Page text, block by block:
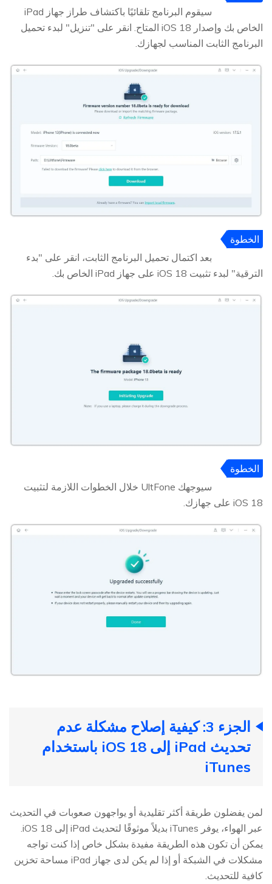
سيقوم البرنامج تلقائيًا باكتشاف طراز جهاز iPad
الخاص بك وإصدار iOS 18 المتاح. انقر على "تنزيل" لبدء تحميل
البرنامج الثابت المناسب لجهازك.
الخطوة
بعد اكتمال تحميل البرنامج الثابت، انقر على "بدء
الترقية" لبدء تثبيت iOS 18 على جهاز iPad الخاص بك.
الخطوة
سيوجهك UltFone خلال الخطوات اللازمة لتثبيت
iOS 18 على جهازك.
الجزء 3: كيفية إصلاح مشكلة عدم
تحديث iPad إلى iOS 18 باستخدام
iTunes
لمن يفضلون طريقة أكثر تقليدية أو يواجهون صعوبات في التحديث
عبر الهواء، يوفر iTunes بديلاً موثوقًا لتحديث iPad إلى iOS 18.
يمكن أن تكون هذه الطريقة مفيدة بشكل خاص إذا كنت تواجه
مشكلات في الشبكة أو إذا لم يكن لدى جهاز iPad مساحة تخزين
كافية للتحديث.